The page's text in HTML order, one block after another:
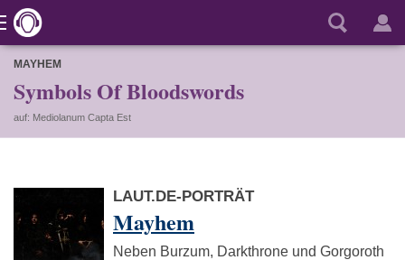
MAYHEM
Symbols Of Bloodswords
auf: Mediolanum Capta Est
LAUT.DE-PORTRÄT
Mayhem
Neben Burzum, Darkthrone und Gorgoroth